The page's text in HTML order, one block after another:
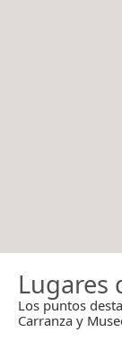
Lugares
Los puntos
Carranza y